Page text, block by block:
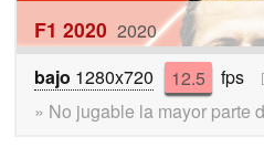
F1 2020 2020
bajo 1280x720 12.5 fps
» No jugable la mayor parte